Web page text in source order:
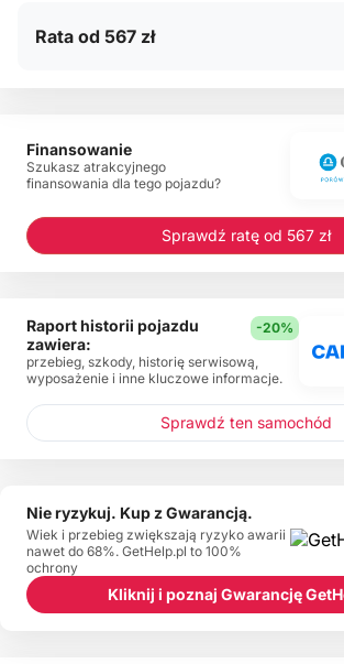
Rata od 567 zł
Finansowanie
Szukasz atrakcyjnego
finansowania dla tego pojazdu?
Sprawdź ratę od 567 zł
Raport historii pojazdu
zawiera:
-20%
przebieg, szkody, historię serwisową,
wyposażenie i inne kluczowe informacje.
Sprawdź ten samochód
Nie ryzykuj. Kup z Gwarancją.
Wiek i przebieg zwiększają ryzyko awarii
nawet do 68%. GetHelp.pl to 100%
ochrony
Kliknij i poznaj Gwarancję